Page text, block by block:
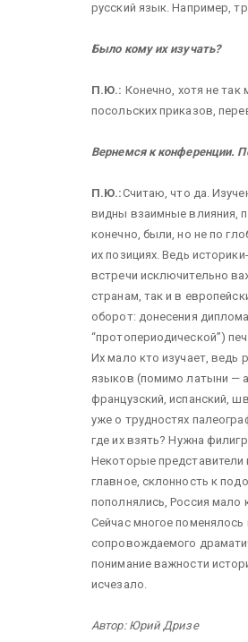
русский язык. Например,
Было кому их изучать?
П.Ю.: Конечно, хотя не
посольских приказов,
Вернемся к конференции.
П.Ю.:Считаю, что да.
видны взаимные влияния,
конечно, были, но не по
их позициях. Ведь
встречи исключительно
странам, так и в
оборот: донесения
“протопериодической”)
Их мало кто изучает, ведь
языков (помимо латыни —
французский, испанский,
уже о трудностях
где их взять? Нужна
Некоторые
главное, склонность к
пополнялись, Россия мало
Сейчас многое
сопровождаемого
понимание важности
исчезало.
Автор: Юрий Дризе